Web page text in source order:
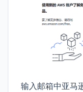
输入邮箱中亚马